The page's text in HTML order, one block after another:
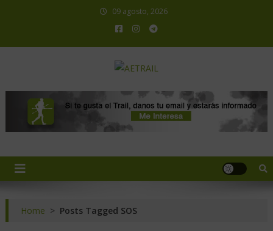
09 agosto, 2026
Home > Posts Tagged SOS